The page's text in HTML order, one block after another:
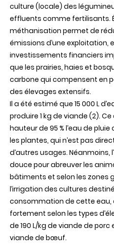
culture (locale) des
effluents comme fertilisants.
méthanisation permet de
émissions d’une
investissements financiers
que les prairies, haies et
carbone qui compensent en
des élevages extensifs.
Il a été estimé que 15 000 L
produire 1 kg de viande (2).
hauteur de 95 % l’eau de
les plantes, qui n’est pas
d’autres usages. Néanmoins,
douce pour abreuver les
bâtiments et selon les zones
l’irrigation des cultures
consommation de cette eau,
fortement selon les types
de 190 L/kg de viande de porc
viande de bœuf.